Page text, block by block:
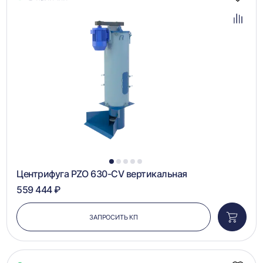
1 2 3 4 5
Центрифуга PZO 630-CV вертикальная
559 444 ₽
ЗАПРОСИТЬ КП
в